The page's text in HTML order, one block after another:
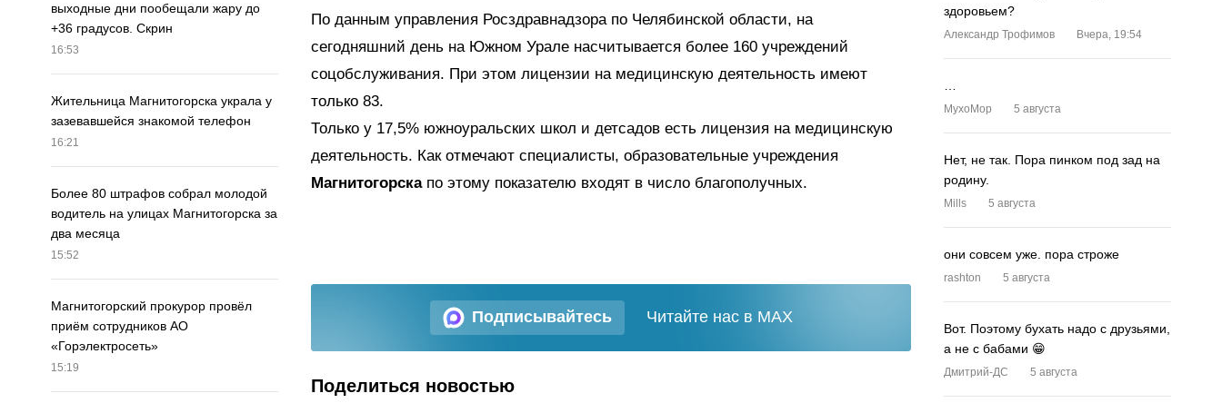
выходные дни пообещали жару до
+36 градусов. Скрин
16:53
Жительница Магнитогорска украла у
зазевавшейся знакомой телефон
16:21
Более 80 штрафов собрал молодой
водитель на улицах Магнитогорска за
два месяца
15:52
Магнитогорский прокурор провёл
приём сотрудников АО
«Горэлектросеть»
15:19
По данным управления Росздравнадзора по Челябинской области, на
сегодняшний день на Южном Урале насчитывается более 160 учреждений
соцобслуживания. При этом лицензии на медицинскую деятельность имеют
только 83.
Только у 17,5% южноуральских школ и детсадов есть лицензия на медицинскую
деятельность. Как отмечают специалисты, образовательные учреждения
Магнитогорскапо этому показателю входят в число благополучных.
Подписывайтесь Читайте нас в MAX
Поделиться новостью
здоровьем?
Александр Трофимов Вчера, 19:54
MyxoMop 5 августа
Нет, не так. Пора пинком под зад на
родину.
Mills 5 августа
они совсем уже. пора строже
rashton 5 августа
Вот. Поэтому бухать надо с друзьями,
а не с бабами 😁
Дмитрий-ДС 5 августа